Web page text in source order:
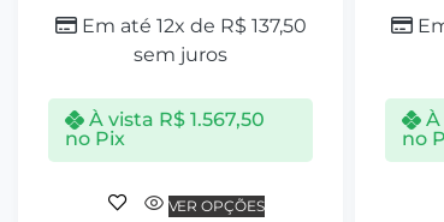
Em até 12x de R$ 137,50
sem juros
À vista R$1.567,50
no Pix
VER OPÇÕES
À
no